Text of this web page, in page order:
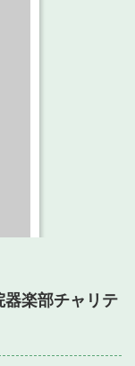
楽部チャリテ